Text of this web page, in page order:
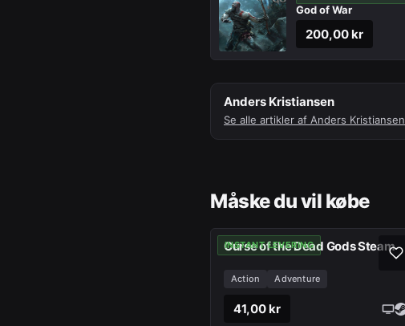
God of War
200,00 kr
Anders Kristiansen
Se alle artikler af Anders Kristiansen
Måske du vil købe
INSTANT LEVERING
Curse of the Dead Gods Steam
Action Adventure
41,00 kr